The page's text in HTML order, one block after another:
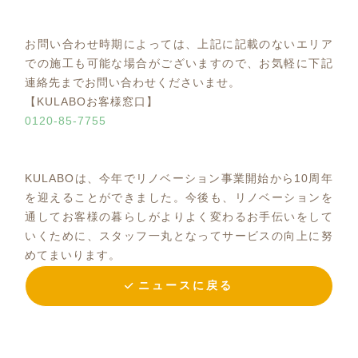
お問い合わせ時期によっては、上記に記載のないエリア
での施工も可能な場合がございますので、お気軽に下記
連絡先までお問い合わせくださいませ。
【KULABOお客様窓口】
0120-85-7755
KULABOは、今年でリノベーション事業開始から10周年
を迎えることができました。今後も、リノベーションを
通してお客様の暮らしがよりよく変わるお手伝いをして
いくために、スタッフ一丸となってサービスの向上に努
めてまいります。
ニュースに戻る